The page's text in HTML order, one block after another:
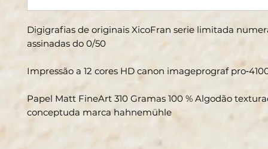
Digigrafias de originais XicoFran serie limitada
assinadas do 0/50
Impressão a 12 cores HD canon imageprograf
Papel Matt FineArt 310 Gramas 100 % Algodão
conceptuda marca hahnemühle